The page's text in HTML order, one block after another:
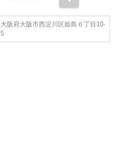
大阪府大阪市西淀川区姫島６丁目10-
5